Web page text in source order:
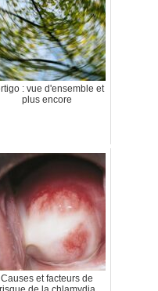
: vue d'ensemble et
plus encore
Causes et facteurs de